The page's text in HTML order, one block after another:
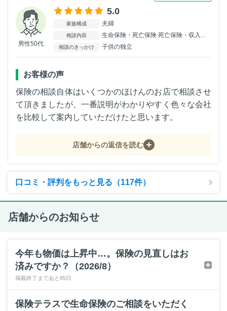
男性50代
5.0
家族構成 夫婦
相談内容 生命保険・死亡保険 死亡保険・収入保障
相談のきっかけ 子供の独立
お客様の声
保険の相談自体はいくつかのほけんのお店で相談させ
て頂きましたが、一番説明がわかりやすく色々な会社
を比較して案内していただけたと思います。
店舗からの返信を読む
口コミ・評判をもっと見る（117件）
店舗からのお知らせ
今年も物価は上昇中…。保険の見直しはお
済みですか？（2026/8）
掲載終了まであと85日
保険テラスで生命保険のご相談をいただく